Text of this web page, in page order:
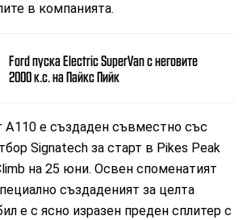
в компанията.
Ford пуска Electric SuperVan с неговите
2000 к.с. на Пайкс Пийк
А110 е създаден съвместно със
Signatech за старт в Pikes Peak
на 25 юни. Освен споменатият
създаденият за целта
е с ясно изразен преден сплитер с